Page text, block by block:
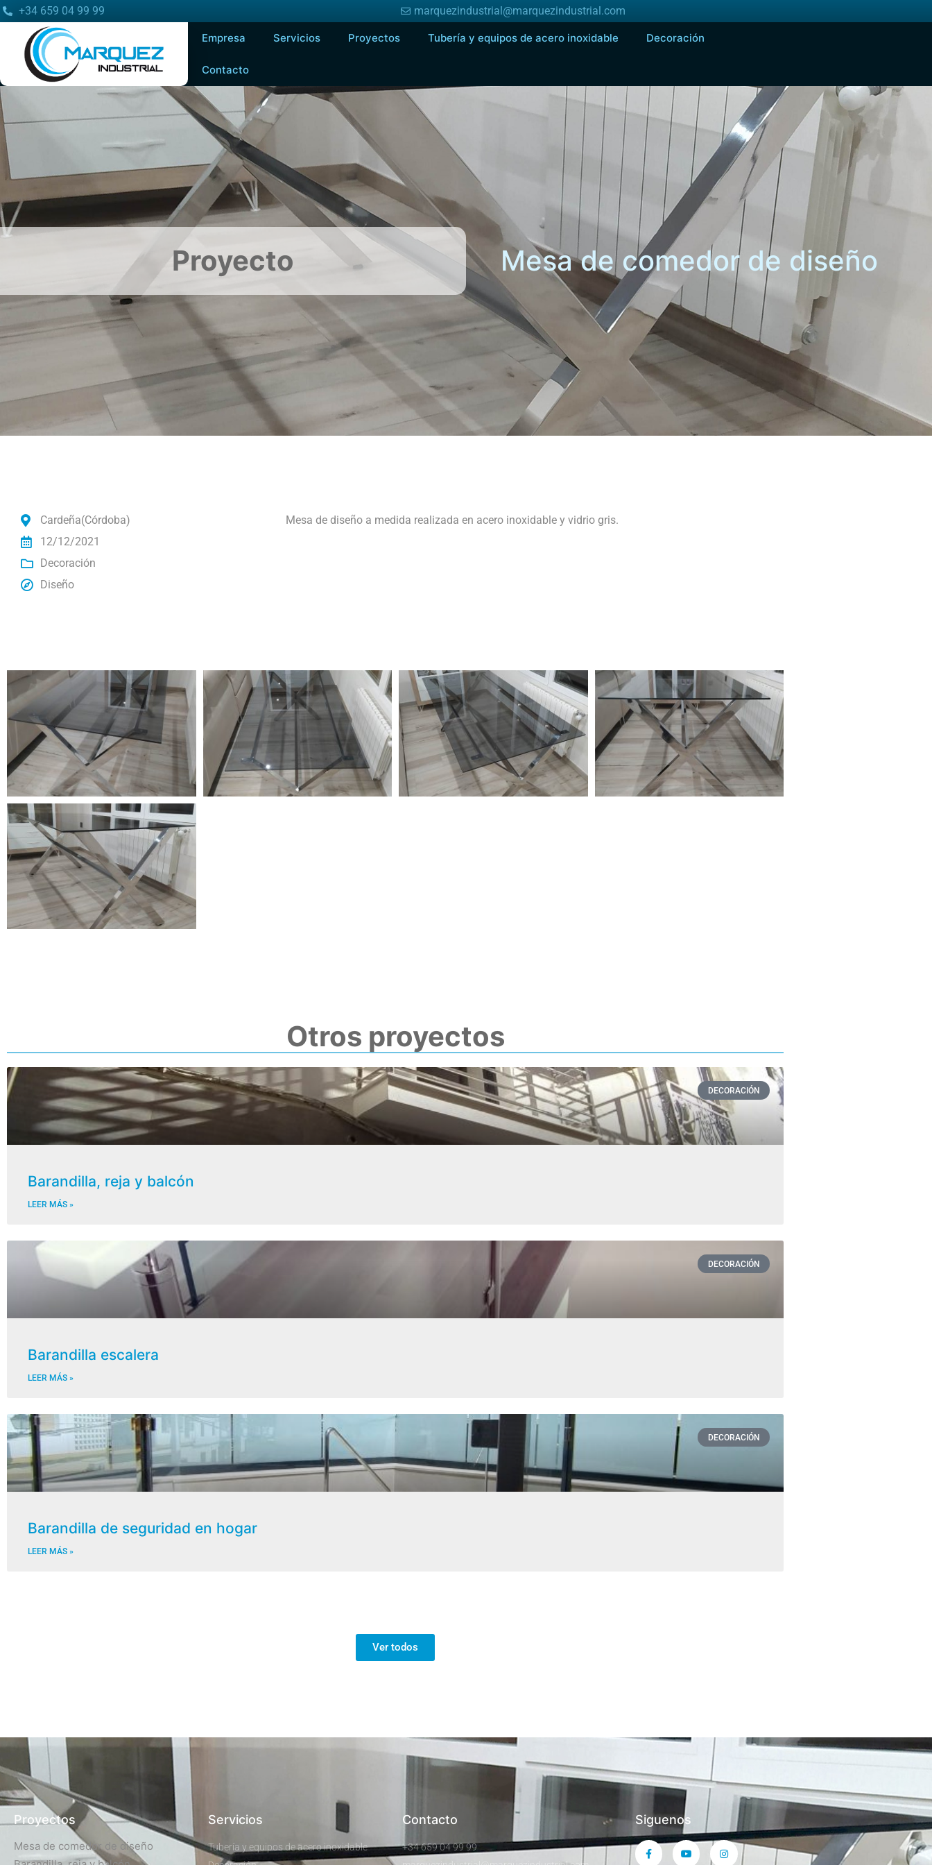
+34 659 04 99 99 marquezindustrial@marquezindustrial.com
Empresa Servicios Proyectos Tubería y equipos de acero inoxidable Decoración
Contacto
Proyecto Mesa de comedor de diseño
Cardeña(Córdoba)
12/12/2021
Decoración
Diseño
Mesa de diseño a medida realizada en acero inoxidable y vidrio gris.
Otros proyectos
DECORACIÓN
Barandilla, reja y balcón
LEER MÁS »
DECORACIÓN
Barandilla escalera
LEER MÁS »
DECORACIÓN
Barandilla de seguridad en hogar
LEER MÁS »
Ver todos
Proyectos
Mesa de comedor de diseño
Servicios
Tubería y equipos de acero inoxidable
Contacto
+34 659 04 99 99
Siguenos